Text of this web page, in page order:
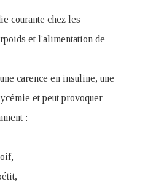
courante chez les
et l'alimentation de
carence en insuline, une
et peut provoquer
: